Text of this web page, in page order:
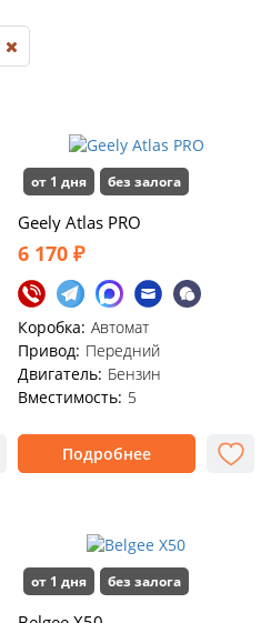
от 1 дня без залога
Geely Atlas PRO
6 170 ₽
Коробка: Автомат
Привод: Передний
Двигатель: Бензин
Вместимость: 5
Подробнее
от 1 дня без залога